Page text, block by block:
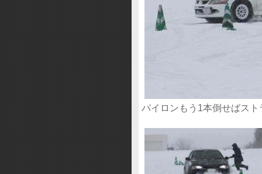
パイロンもう1本倒せばス